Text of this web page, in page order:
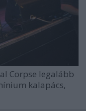
Corpse legalább
kalapács,